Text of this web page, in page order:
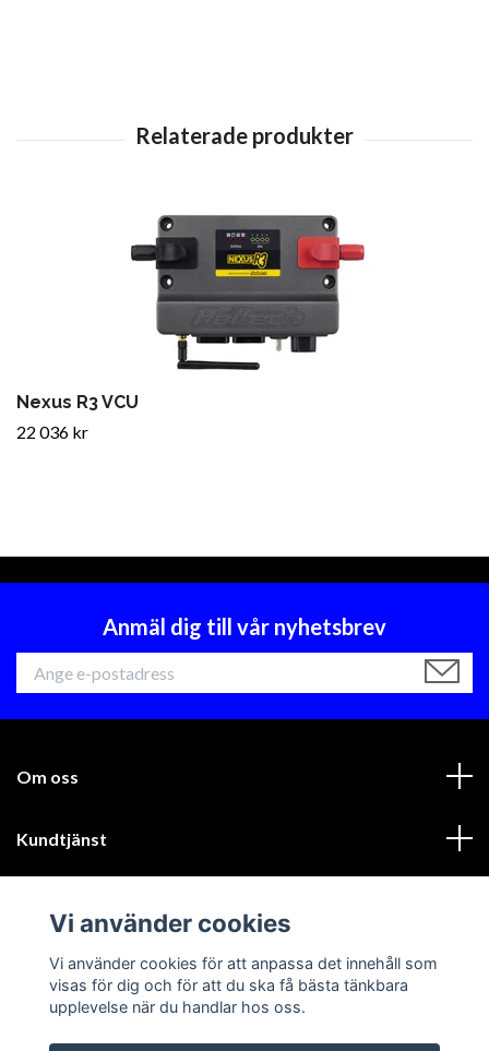
Nexus R3 VCU
22 036 kr
Anmäl dig till vår nyhetsbrev
Om oss
Kundtjänst
Sociala medier
Vi använder cookies
Vi använder cookies för att anpassa det innehåll som
visas för dig och för att du ska få bästa tänkbara
upplevelse när du handlar hos oss.